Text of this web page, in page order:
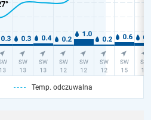
Temp. odczuwalna